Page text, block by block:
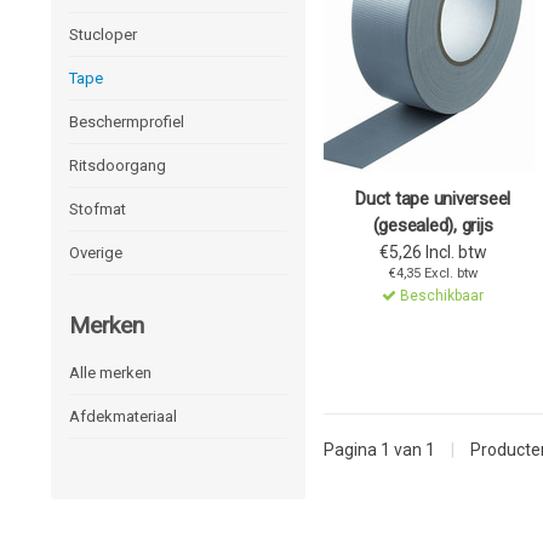
Stucloper
Tape
Beschermprofiel
Ritsdoorgang
Stofmat
Overige
Merken
Alle merken
Afdekmateriaal
Duct tape universeel
(gesealed), grijs
€5,26 Incl. btw
€4,35 Excl. btw
Beschikbaar
Pagina 1 van 1